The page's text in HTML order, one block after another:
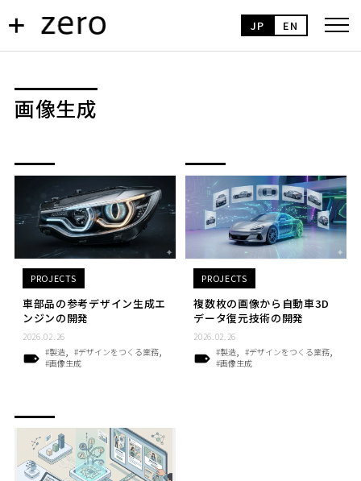
JP EN
画像生成
PROJECTS
車部品の参考デザイン生成エ
ンジンの開発
2026.02.26
#製造
#デザインをつくる業務
#画像生成
PROJECTS
複数枚の画像から自動車3D
データ復元技術の開発
2026.02.26
#製造
#デザインをつくる業務
#画像生成